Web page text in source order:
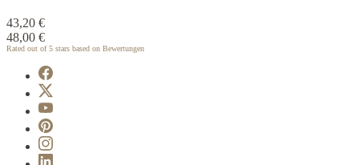
43,20 €
48,00 €
Rated out of 5 stars based on Bewertungen